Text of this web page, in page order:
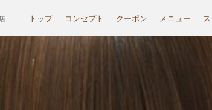
トップ コンセプト クーポン メニュー